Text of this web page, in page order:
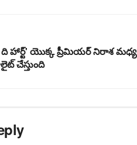
హార్ట్' యొక్క ప్రీమియర్ నిరాశ మధ్య
చేస్తుంది